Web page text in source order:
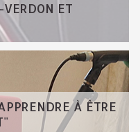
ET
À ÊTRE